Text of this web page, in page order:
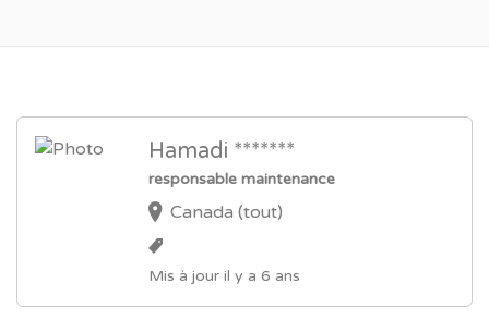
Hamadi *******
responsable maintenance
Canada (tout)
Mis à jour il y a 6 ans